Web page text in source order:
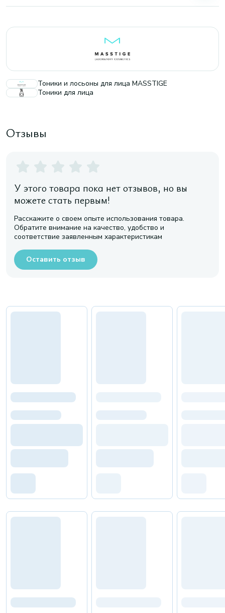
Тоники и лосьоны для лица MASSTIGE
Тоники для лица
Отзывы
У этого товара пока нет отзывов, но вы
можете стать первым!
Расскажите о своем опыте использования товара.
Обратите внимание на качество, удобство и
соответствие заявленным характеристикам
Оставить отзыв